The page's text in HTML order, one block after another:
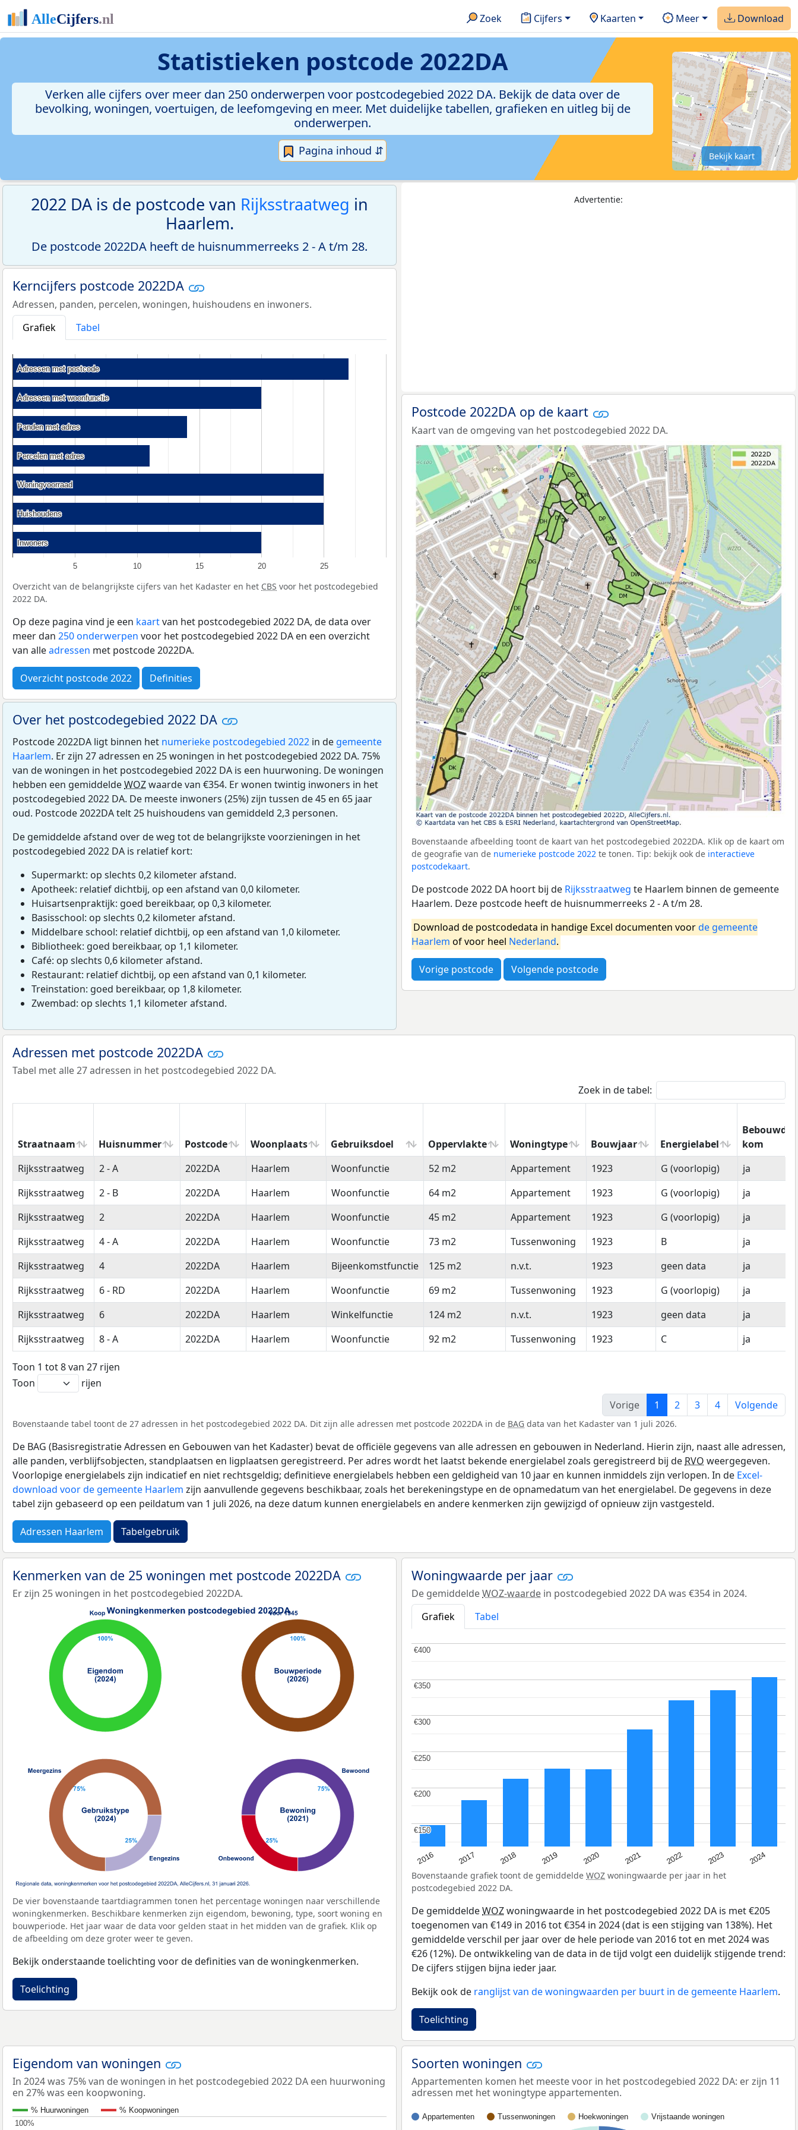
Zoek Cijfers Kaarten Meer Download
Statistieken postcode 2022DA
Verken alle cijfers over meer dan 250 onderwerpen voor postcodegebied 2022 DA. Bekijk de data over de
bevolking, woningen, voertuigen, de leefomgeving en meer. Met duidelijke tabellen, grafieken en uitleg bij de
onderwerpen.
Pagina inhoud ⇵ Bekijk kaart
2022 DA is de postcode van Rijksstraatweg in
Haarlem.
De postcode 2022DA heeft de huisnummerreeks 2 - A t/m 28.
Kerncijfers postcode 2022DA
Adressen, panden, percelen, woningen, huishoudens en inwoners.
Grafiek
Tabel
5 10 15 20 25
Adressen met postcode
Adressen met postcode
Adressen met woonfunctie
Adressen met woonfunctie
Panden met adres
Panden met adres
Percelen met adres
Percelen met adres
Woningvoorraad
Woningvoorraad
Huishoudens
Huishoudens
Inwoners
Inwoners
Overzicht van de belangrijkste cijfers van het Kadaster en het CBS voor het postcodegebied
2022 DA.
Op deze pagina vind je een kaartvan het postcodegebied 2022 DA, de data over
meer dan 250 onderwerpen voor het postcodegebied 2022 DA en een overzicht
van alleadressen met postcode 2022DA.
Overzicht postcode 2022 Definities
Over het postcodegebied 2022 DA
Postcode 2022DA ligt binnen het numerieke postcodegebied 2022 in de gemeente
Haarlem. Er zijn 27 adressen en 25 woningen in het postcodegebied 2022 DA. 75%
van de woningen in het postcodegebied 2022 DA is een huurwoning. De woningen
hebben een gemiddeldeWOZwaarde van €354. Er wonen twintig inwoners in het
postcodegebied 2022 DA. De meeste inwoners (25%) zijn tussen de 45 en 65 jaar
oud. Postcode 2022DA telt 25 huishoudens van gemiddeld 2,3 personen.
De gemiddelde afstand over de weg tot de belangrijkste voorzieningen in het
postcodegebied 2022 DA is relatief kort:
Supermarkt: op slechts 0,2 kilometer afstand.
Apotheek: relatief dichtbij, op een afstand van 0,0 kilometer.
Huisartsenpraktijk: goed bereikbaar, op 0,3 kilometer.
Basisschool: op slechts 0,2 kilometer afstand.
Middelbare school: relatief dichtbij, op een afstand van 1,0 kilometer.
Bibliotheek: goed bereikbaar, op 1,1 kilometer.
Café: op slechts 0,6 kilometer afstand.
Restaurant: relatief dichtbij, op een afstand van 0,1 kilometer.
Treinstation: goed bereikbaar, op 1,8 kilometer.
Zwembad: op slechts 1,1 kilometer afstand.
Advertentie:
Postcode 2022DA op de kaart
Kaart van de omgeving van het postcodegebied 2022 DA.
Bovenstaande afbeelding toont de kaart van het postcodegebied 2022DA. Klik op de kaart om
de geografie van de numerieke postcode 2022 te tonen. Tip: bekijk ook de interactieve
postcodekaart.
De postcode 2022 DA hoort bij de Rijksstraatweg te Haarlem binnen de gemeente
Haarlem. Deze postcode heeft de huisnummerreeks 2 - A t/m 28.
Download de postcodedata in handige Excel documenten voorde gemeente
Haarlem of voor heel Nederland.
Vorige postcode Volgende postcode
Adressen met postcode 2022DA
Tabel met alle 27 adressen in het postcodegebied 2022 DA.
Zoek in de tabel:
Straatnaam Huisnummer Postcode Woonplaats Gebruiksdoel Oppervlakte Woningtype Bouwjaar Energielabel
Bebouwde
kom
Straatnaam
Huisnummer Postcode Woonplaats Gebruiksdoel Oppervlakte Woningtype Bouwjaar Energielabel
Bebouwde
kom
Rijksstraatweg 2 - A 2022DA Haarlem Woonfunctie 52 m2 Appartement 1923 G (voorlopig)
ja
Rijksstraatweg
2 - B 2022DA Haarlem Woonfunctie 64 m2 Appartement 1923 G (voorlopig)
ja
Rijksstraatweg
2 2022DA Haarlem Woonfunctie 45 m2 Appartement 1923 G (voorlopig)
ja
Rijksstraatweg
4 - A 2022DA Haarlem Woonfunctie 73 m2 Tussenwoning 1923 B
ja
Rijksstraatweg
4 2022DA Haarlem Bijeenkomstfunctie 125 m2 n.v.t. 1923 geen data
ja
Rijksstraatweg
6 - RD 2022DA Haarlem Woonfunctie 69 m2 Tussenwoning 1923 G (voorlopig)
ja
Rijksstraatweg
6 2022DA Haarlem Winkelfunctie 124 m2 n.v.t. 1923 geen data
ja
Rijksstraatweg
8 - A 2022DA Haarlem Woonfunctie 92 m2 Tussenwoning 1923 C ja
Toon 1 tot 8 van 27 rijen
Toon
rijen
Vorige
1 2 3 4 Volgende
Bovenstaande tabel toont de 27 adressen in het postcodegebied 2022 DA. Dit zijn alle adressen met postcode 2022DA in de BAG data van het Kadaster van 1 juli 2026.
De BAG (Basisregistratie Adressen en Gebouwen van het Kadaster) bevat de officiële gegevens van alle adressen en gebouwen in Nederland. Hierin zijn, naast alle adressen,
alle panden, verblijfsobjecten, standplaatsen en ligplaatsen geregistreerd. Per adres wordt het laatst bekende energielabel zoals geregistreerd bij de RVO weergegeven.
Voorlopige energielabels zijn indicatief en niet rechtsgeldig; definitieve energielabels hebben een geldigheid van 10 jaar en kunnen inmiddels zijn verlopen. In de Excel-
download voor de gemeente Haarlem zijn aanvullende gegevens beschikbaar, zoals het berekeningstype en de opnamedatum van het energielabel. De gegevens in deze
tabel zijn gebaseerd op een peildatum van 1 juli 2026, na deze datum kunnen energielabels en andere kenmerken zijn gewijzigd of opnieuw zijn vastgesteld.
Adressen Haarlem Tabelgebruik
Kenmerken van de 25 woningen met postcode 2022DA
Er zijn 25 woningen in het postcodegebied 2022DA.
De vier bovenstaande taartdiagrammen tonen het percentage woningen naar verschillende
woningkenmerken. Beschikbare kenmerken zijn eigendom, bewoning, type, soort woning en
bouwperiode. Het jaar waar de data voor gelden staat in het midden van de grafiek. Klik op
de afbeelding om deze groter weer te geven.
Bekijk onderstaande toelichting voor de definities van de woningkenmerken.
Toelichting
Woningwaarde per jaar
De gemiddeldeWOZ-waarde in postcodegebied 2022 DA was €354 in 2024.
Grafiek
Tabel
2016 2017 2018 2019 2020 2021 2022 2023 2024
€150
€150
€200
€200
€250
€250
€300
€300
€350
€350
€400
€400
Bovenstaande grafiek toont de gemiddelde WOZ woningwaarde per jaar in het
postcodegebied 2022 DA.
De gemiddeldeWOZwoningwaarde in het postcodegebied 2022 DA is met €205
toegenomen van €149 in 2016 tot €354 in 2024 (dat is een stijging van 138%). Het
gemiddelde verschil per jaar over de hele periode van 2016 tot en met 2024 was
€26 (12%). De ontwikkeling van de data in de tijd volgt een duidelijk stijgende trend:
De cijfers stijgen bijna ieder jaar.
Bekijk ook de ranglijst van de woningwaarden per buurt in de gemeente Haarlem.
Toelichting
Eigendom van woningen
In 2024 was 75% van de woningen in het postcodegebied 2022 DA een huurwoning
en 27% was een koopwoning.
% Huurwoningen
% Koopwoningen
100%
100%
Soorten woningen
Appartementen komen het meeste voor in het postcodegebied 2022 DA: er zijn 11
adressen met het woningtype appartementen.
Appartementen Tussenwoningen Hoekwoningen Vrijstaande woningen